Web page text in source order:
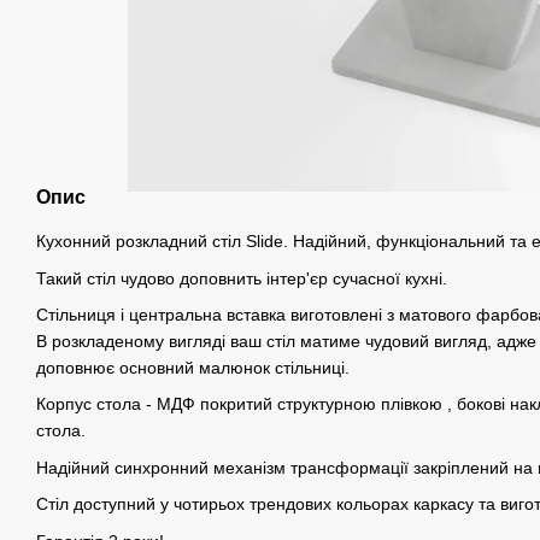
Опис
Кухонний розкладний стіл Slide. Надійний, функціональний та
Такий стіл чудово доповнить інтер'єр сучасної кухні.
Стільниця і центральна вставка виготовлені з матового
В розкладеному вигляді ваш стіл матиме чудовий вигляд, адже
доповнює основний малюнок стільниці.
Корпус стола - МДФ покритий структурною плівкою , бокові
стола.
Надійний cинхронний механізм трансформації закріплений на
Стіл доступний у чотирьох трендових кольорах каркасу та